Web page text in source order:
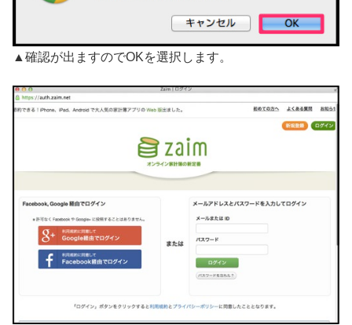
▲確認が出ますのでOKを選択します。